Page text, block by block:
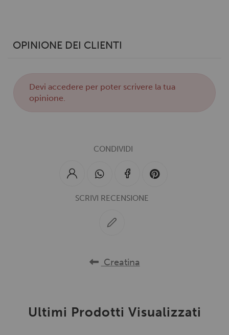
OPINIONE DEI CLIENTI
Deviaccedere per poter scrivere la tua
opinione.
CONDIVIDI
SCRIVI RECENSIONE
Creatina
Ultimi Prodotti Visualizzati